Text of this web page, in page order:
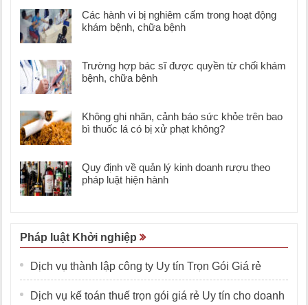
Các hành vi bị nghiêm cấm trong hoạt động
khám bệnh, chữa bệnh
Trường hợp bác sĩ được quyền từ chối khám
bệnh, chữa bệnh
Không ghi nhãn, cảnh báo sức khỏe trên bao
bì thuốc lá có bị xử phạt không?
Quy định về quản lý kinh doanh rượu theo
pháp luật hiện hành
Pháp luật Khởi nghiệp
Dịch vụ thành lập công ty Uy tín Trọn Gói Giá rẻ
Dịch vụ kế toán thuế trọn gói giá rẻ Uy tín cho doanh